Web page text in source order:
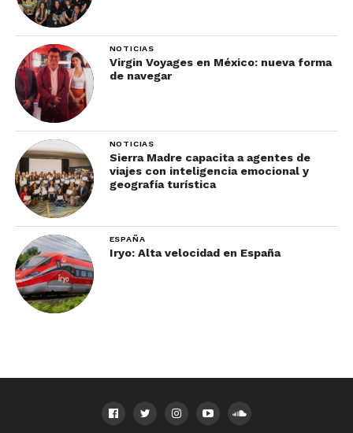
NOTICIAS
Virgin Voyages en México: nueva forma
de navegar
NOTICIAS
Sierra Madre capacita a agentes de
viajes con inteligencia emocional y
geografía turística
ESPAÑA
Iryo: Alta velocidad en España